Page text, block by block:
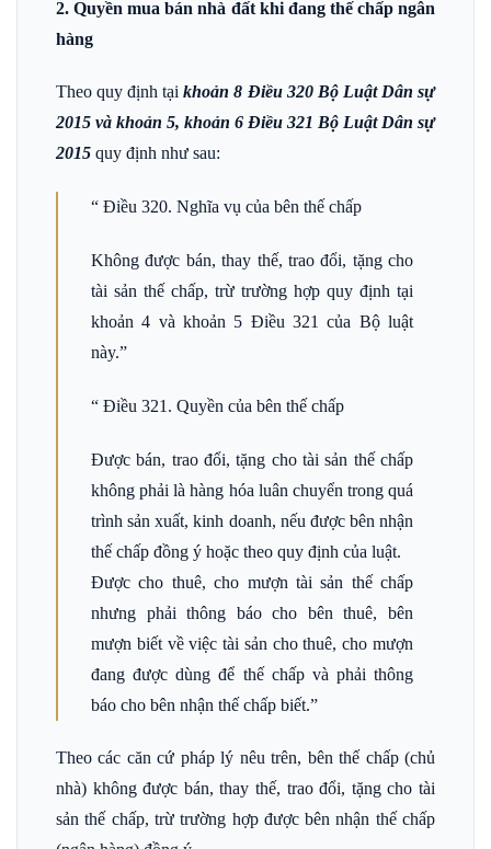
2. Quyền mua bán nhà đất khi đang thế chấp ngân
hàng
Theo quy định tạikhoản 8 Điều 320 Bộ Luật Dân sự
2015 và khoản 5, khoản 6 Điều 321 Bộ Luật Dân sự
2015 quy định như sau:
“ Điều 320. Nghĩa vụ của bên thế chấp
Không được bán, thay thế, trao đổi, tặng cho
tài sản thế chấp, trừ trường hợp quy định tại
khoản 4 và khoản 5 Điều 321 của Bộ luật
này.”
“ Điều 321. Quyền của bên thế chấp
Được bán, trao đổi, tặng cho tài sản thế chấp
không phải là hàng hóa luân chuyển trong quá
trình sản xuất, kinh doanh, nếu được bên nhận
thế chấp đồng ý hoặc theo quy định của luật.
Được cho thuê, cho mượn tài sản thế chấp
nhưng phải thông báo cho bên thuê, bên
mượn biết về việc tài sản cho thuê, cho mượn
đang được dùng để thế chấp và phải thông
báo cho bên nhận thế chấp biết.”
Theo các căn cứ pháp lý nêu trên, bên thế chấp (chủ
nhà) không được bán, thay thế, trao đổi, tặng cho tài
sản thế chấp, trừ trường hợp được bên nhận thế chấp